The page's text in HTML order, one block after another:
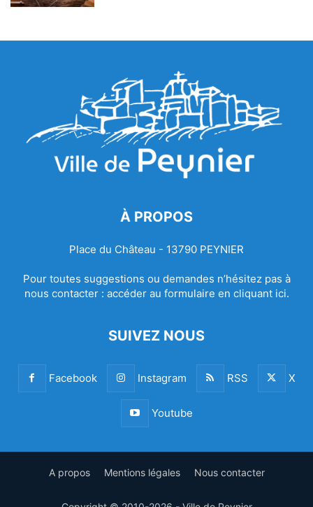
À PROPOS
Place du Château - 13790 PEYNIER
Pour toutes suggestions ou demandes n’hésitez pas à
nous contacter : accéder au formulaire en cliquant ici.
SUIVEZ NOUS
Facebook Instagram RSS X
Youtube
A propos Mentions légales Nous contacter